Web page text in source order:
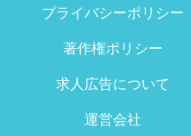
プライバシーポリシー
著作権ポリシー
求人広告について
運営会社